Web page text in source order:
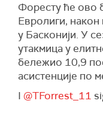
Форесту ће ово
Евролиги,
у Басконији. У
утакмица у
бележио 10,9
асистенције по
I @TForrest_11